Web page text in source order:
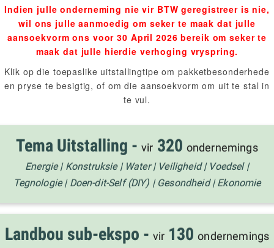
Indien julle onderneming nie vir BTW geregistreer is nie,
wil ons julle aanmoedig om seker te maak dat julle
aansoekvorm ons voor 30 April 2026 bereik om seker te
maak dat julle hierdie verhoging vryspring.
Klik op die toepaslike uitstallingtipe om pakketbesonderhede
en pryse te besigtig, of om die aansoekvorm om uit te stal in
te vul.
Tema Uitstalling -vir 320 ondernemings
Energie | Konstruksie | Water | Veiligheid | Voedsel |
Tegnologie | Doen-dit-Self (DIY) | Gesondheid | Ekonomie
Landbou sub-ekspo - vir 130ondernemings